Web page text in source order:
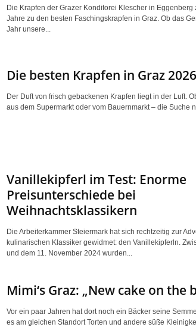
Die Krapfen der Grazer Konditorei Klescher in Eggenberg
Jahre zu den besten Faschingskrapfen in Graz. Ob das
Jahr unsere...
Die besten Krapfen in Graz 2026
Der Duft von frisch gebackenen Krapfen liegt in der Luft.
aus dem Supermarkt oder vom Bauernmarkt – die Suche
Vanillekipferl im Test: Enorme
Preisunterschiede bei
Weihnachtsklassikern
Die Arbeiterkammer Steiermark hat sich rechtzeitig zur
kulinarischen Klassiker gewidmet: den Vanillekipferln.
und dem 11. November 2024 wurden...
Mimi‘s Graz: „New cake on the
Vor ein paar Jahren hat dort noch ein Bäcker seine
es am gleichen Standort Torten und andere süße